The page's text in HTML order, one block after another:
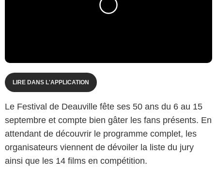
LIRE DANS L'APPLICATION
Le Festival de Deauville fête ses 50 ans du 6 au 15
septembre et compte bien gâter les fans présents. En
attendant de découvrir le programme complet, les
organisateurs viennent de dévoiler la liste du jury
ainsi que les 14 films en compétition.